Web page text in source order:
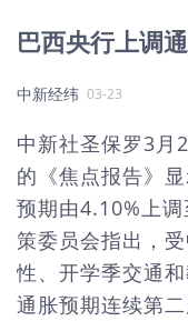
巴西央行上调
中新经纬 03-23
中新社圣保罗3月
的《焦点报告》
预期由4.10%上
策委员会指出，
性、开学季交通
通胀预期连续第